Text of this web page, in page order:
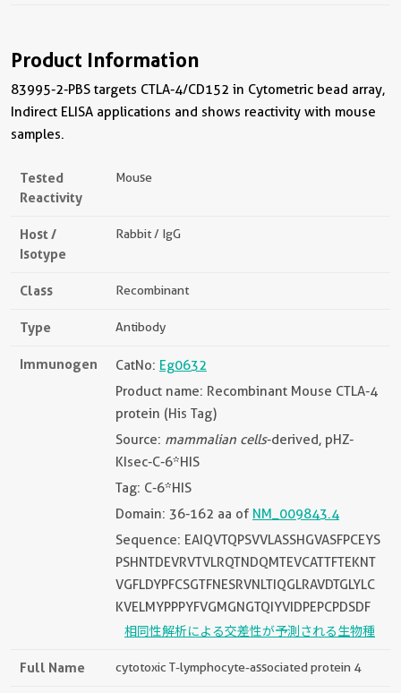
Product Information
83995-2-PBS targets CTLA-4/CD152 in Cytometric bead array,
Indirect ELISA applications and shows reactivity with mouse
samples.
Tested
Reactivity
Mouse
Host /
Isotype
Rabbit / IgG
Class Recombinant
Type Antibody
Immunogen CatNo: Eg0632
Product name: Recombinant Mouse CTLA-4
protein (His Tag)
Source: mammalian cells-derived, pHZ-
KIsec-C-6*HIS
Tag: C-6*HIS
Domain: 36-162 aa of NM_009843.4
Sequence: EAIQVTQPSVVLASSHGVASFPCEYS
PSHNTDEVRVTVLRQTNDQMTEVCATTFTEKNT
VGFLDYPFCSGTFNESRVNLTIQGLRAVDTGLYLC
KVELMYPPPYFVGMGNGTQIYVIDPEPCPDSDF
相同性解析による交差性が予測される生物種
Full Name cytotoxic T-lymphocyte-associated protein 4